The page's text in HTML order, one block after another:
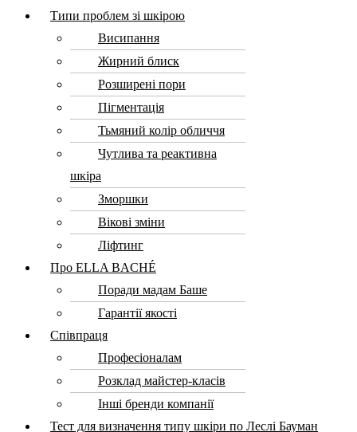
Типи проблем зі шкірою
Висипання
Жирний блиск
Розширені пори
Пігментація
Тьмяний колір обличчя
Чутлива та реактивна
шкіра
Зморшки
Вікові зміни
Ліфтинг
Про ELLA BACHÉ
Поради мадам Баше
Гарантії якості
Співпраця
Професіоналам
Розклад майстер-класів
Інші бренди компанії
Тест для визначення типу шкіри по Леслі Бауман